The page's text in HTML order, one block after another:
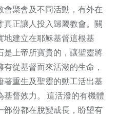
會聚會及不同活動，有外在
真正讓人投入歸屬教會。關
地建立在耶穌基督這根基
是上帝所寶貴的，讓聖靈將
從基督而來活潑的生命，
重生及聖靈的動工活出基
督效力。 這活潑的有機體
部份都在脫變成長，盼望有